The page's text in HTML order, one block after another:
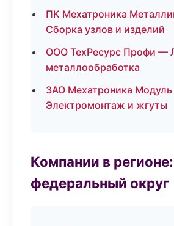
ПК Мехатроника
Сборка узлов и изделий
ООО ТехРесурс Профи —
металлообработка
ЗАО Мехатроника
Электромонтаж и жгуты
Компании в
федеральный округ